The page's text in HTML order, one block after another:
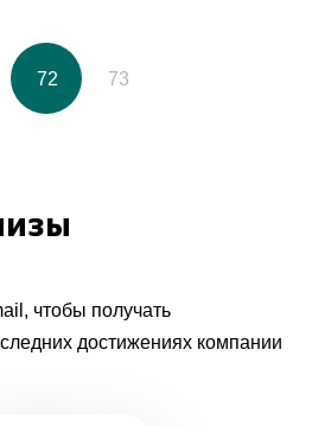
72 73
чтобы получать
достижениях компании